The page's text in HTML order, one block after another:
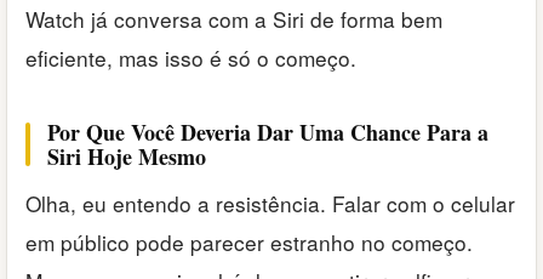
Watch já conversa com a Siri de forma bem
eficiente, mas isso é só o começo.
Por Que Você Deveria Dar Uma Chance Para a
Siri Hoje Mesmo
Olha, eu entendo a resistência. Falar com o celular
em público pode parecer estranho no começo.